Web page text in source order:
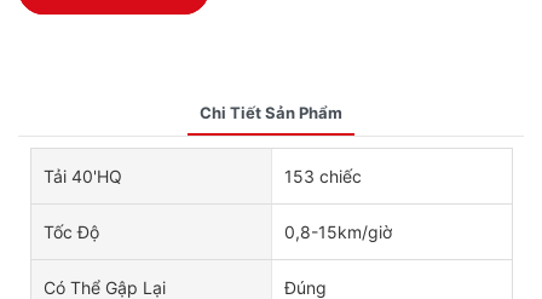
Chi Tiết Sản Phẩm
Tải 40'HQ 153 chiếc
Tốc Độ 0,8-15km/giờ
Có Thể Gập Lại Đúng